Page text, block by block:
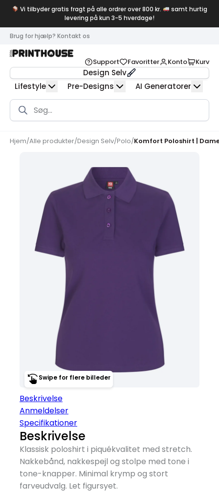
Vi tilbyder gratis fragt på alle ordrer over 800 kr.
samt hurtig
levering på kun 3-5 hverdage!
Brug for hjælp? Kontakt os
Support Favoritter Konto Kurv
Design Selv
Lifestyle
Pre-Designs AI Generatorer
Products
search
Hjem/Alle produkter/Design Selv/Polo/Komfort Poloshirt |
Swipe for flere billeder
Beskrivelse
Anmeldelser
Specifikationer
Beskrivelse
Klassisk poloshirt i piquékvalitet med stretch.
Nakkebånd, nakkespejl og stolpe med tone i
tone-knapper. Minimal krymp og stort
farveudvalg. Let figursyet.